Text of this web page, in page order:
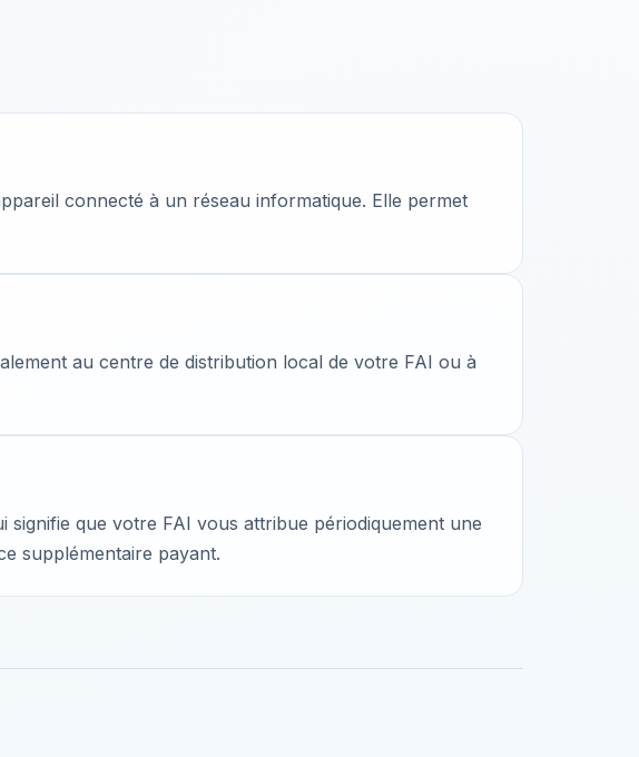
connecté à un réseau informatique. Elle permet
au centre de distribution local de votre FAI ou à
que votre FAI vous attribue périodiquement une
supplémentaire payant.